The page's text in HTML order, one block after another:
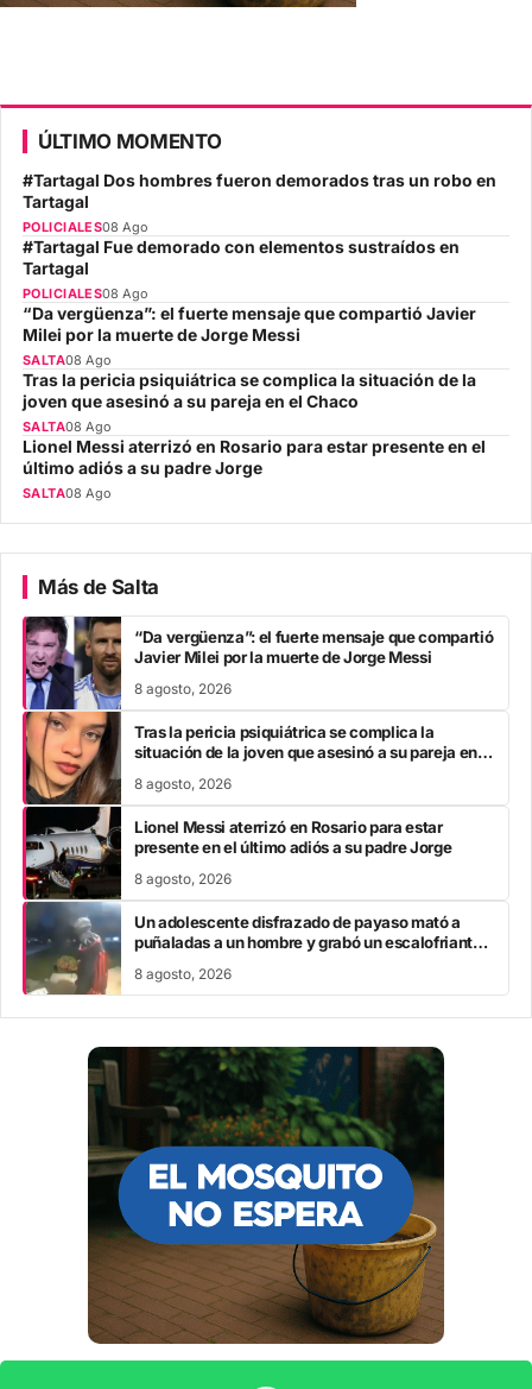
ÚLTIMO MOMENTO
#Tartagal Dos hombres fueron demorados tras un robo en
Tartagal
POLICIALES08 Ago
#Tartagal Fue demorado con elementos sustraídos en
Tartagal
POLICIALES08 Ago
“Da vergüenza”: el fuerte mensaje que compartió Javier
Milei por la muerte de Jorge Messi
SALTA08 Ago
Tras la pericia psiquiátrica se complica la situación de la
joven que asesinó a su pareja en el Chaco
SALTA08 Ago
Lionel Messi aterrizó en Rosario para estar presente en el
último adiós a su padre Jorge
SALTA08 Ago
Más de Salta
“Da vergüenza”: el fuerte mensaje que compartió
Javier Milei por la muerte de Jorge Messi
8 agosto, 2026
Tras la pericia psiquiátrica se complica la
situación de la joven que asesinó a su pareja en el
8 agosto, 2026
Lionel Messi aterrizó en Rosario para estar
presente en el último adiós a su padre Jorge
8 agosto, 2026
Un adolescente disfrazado de payaso mató a
puñaladas a un hombre y grabó un escalofriante
8 agosto, 2026